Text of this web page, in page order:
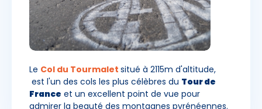
Le Col du Tourmalet situé à 2115m d'altitude,
est l'un des cols les plus célèbres du Tour de
France et un excellent point de vue pour
admirer la beauté des montagnes pyrénéennes.